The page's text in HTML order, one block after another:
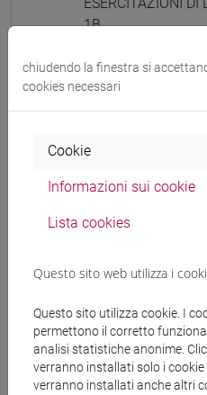
1B
MOD. 1B
MOD. 1B
ESERCITAZIONI DI
MOD. 1C
MOD. 1C
chiudendo la finestra si
cookies necessari
Cookie
Informazioni sui cookie
Lista cookies
Questo sito web utilizza i
Questo sito utilizza cookie. I
permettono il corretto
analisi statistiche anonime.
verranno installati solo i cookie
verranno installati anche altri